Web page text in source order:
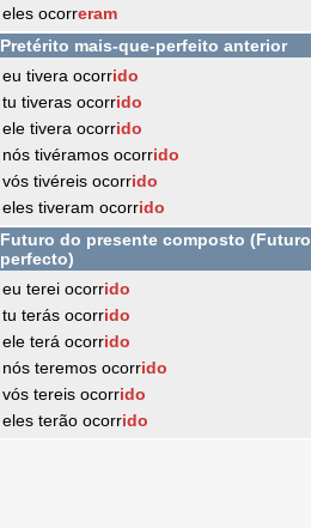
eles ocorreram
Pretérito mais-que-perfeito anterior
eu tivera ocorrido
tu tiveras ocorrido
ele tivera ocorrido
nós tivéramos ocorrido
vós tivéreis ocorrido
eles tiveram ocorrido
Futuro do presente composto (Futuro
perfecto)
eu terei ocorrido
tu terás ocorrido
ele terá ocorrido
nós teremos ocorrido
vós tereis ocorrido
eles terão ocorrido